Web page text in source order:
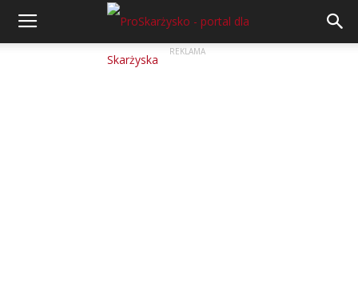
REKLAMA